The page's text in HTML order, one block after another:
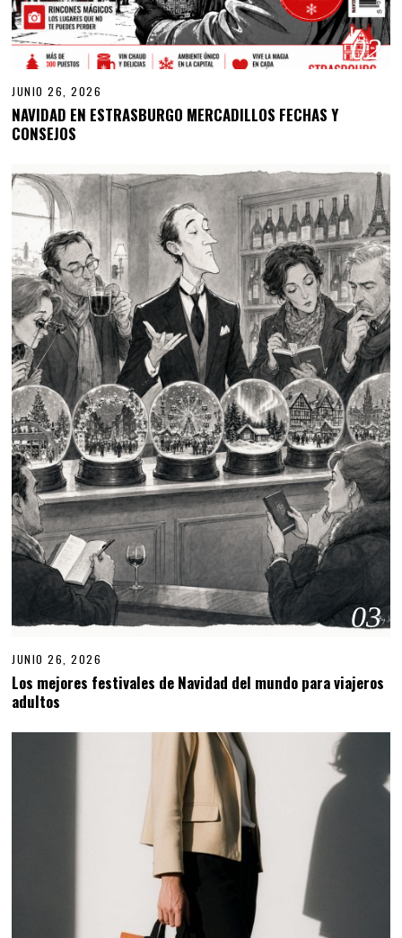
02
JUNIO 26, 2026
NAVIDAD EN ESTRASBURGO MERCADILLOS FECHAS Y
CONSEJOS
03
JUNIO 26, 2026
Los mejores festivales de Navidad del mundo para viajeros
adultos